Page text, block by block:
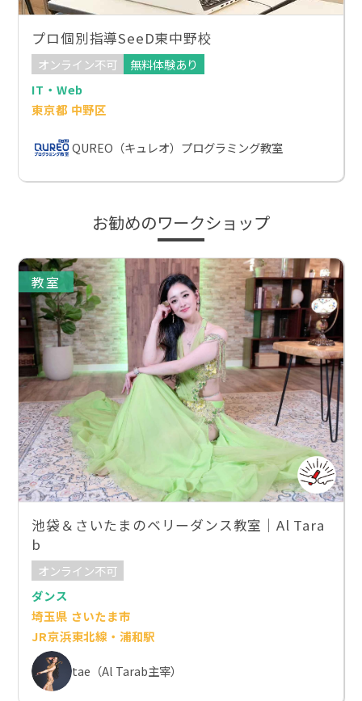
プロ個別指導SeeD東中野校
オンライン不可
無料体験あり
IT・Web
東京都 中野区
QUREO（キュレオ）プログラミング教室
お勧めのワークショップ
教室
池袋＆さいたまのベリーダンス教室｜Al Tara
b
オンライン不可
ダンス
埼玉県 さいたま市
JR京浜東北線・浦和駅
tae（Al Tarab主宰）